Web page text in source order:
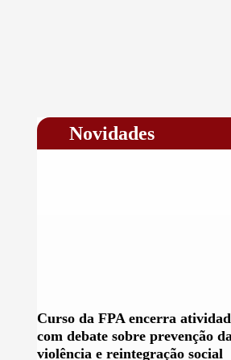
Novidades
Curso da FPA encerra
com debate sobre prevenção
violência e reintegração social